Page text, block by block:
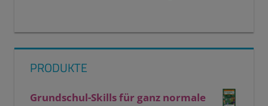
PRODUKTE
Grundschul-Skills für ganz normale